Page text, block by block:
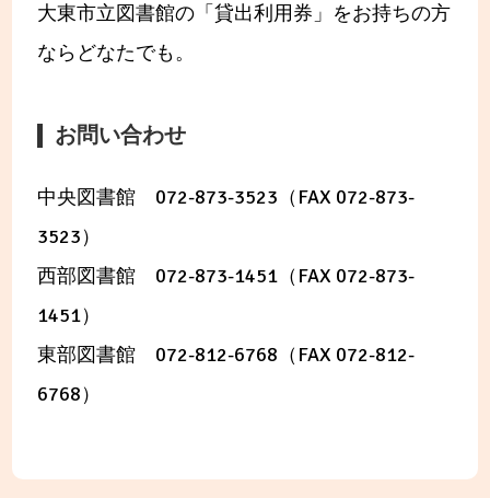
大東市立図書館の「貸出利用券」をお持ちの方
ならどなたでも。
お問い合わせ
中央図書館 072-873-3523（FAX 072-873-
3523）
西部図書館 072-873-1451（FAX 072-873-
1451）
東部図書館 072-812-6768（FAX 072-812-
6768）